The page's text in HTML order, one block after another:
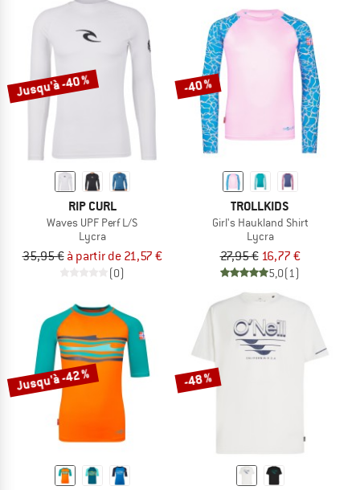
Jusqu'à -40 %
RIP CURL
Waves UPF Perf L/S
Lycra
35,95 € à partir de 21,57 €
(0)
-40 %
TROLLKIDS
Girl's Haukland Shirt
Lycra
27,95 € 16,77 €
5,0(1)
Jusqu'à -42 % -48 %